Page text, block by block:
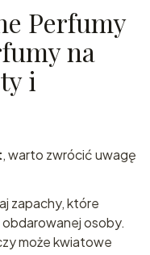
Perfumy
na
i
, warto zwrócić uwagę
zapachy, które
osoby.
może kwiatowe